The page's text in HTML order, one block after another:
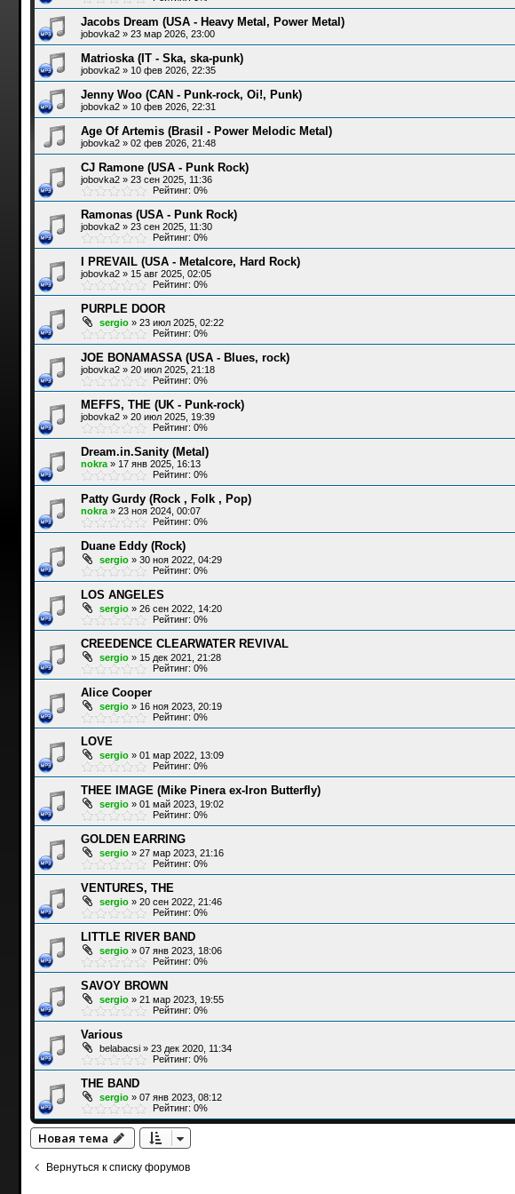
Jacobs Dream (USA - Heavy Metal, Power Metal)
jobovka2» 23 мар 2026, 23:00
Matrioska (IT - Ska, ska-punk)
jobovka2» 10 фев 2026, 22:35
Jenny Woo (CAN - Punk-rock, Oi!, Punk)
jobovka2» 10 фев 2026, 22:31
Age Of Artemis (Brasil - Power Melodic Metal)
jobovka2» 02 фев 2026, 21:48
CJ Ramone (USA - Punk Rock)
jobovka2» 23 сен 2025, 11:36
Рейтинг: 0%
Ramonas (USA - Punk Rock)
jobovka2» 23 сен 2025, 11:30
Рейтинг: 0%
I PREVAIL (USA - Metalcore, Hard Rock)
jobovka2» 15 авг 2025, 02:05
Рейтинг: 0%
PURPLE DOOR
sergio» 23 июл 2025, 02:22
Рейтинг: 0%
JOE BONAMASSA (USA - Blues, rock)
jobovka2» 20 июл 2025, 21:18
Рейтинг: 0%
MEFFS, THE (UK - Punk-rock)
jobovka2» 20 июл 2025, 19:39
Рейтинг: 0%
Dream.in.Sanity (Metal)
nokra» 17 янв 2025, 16:13
Рейтинг: 0%
Patty Gurdy (Rock , Folk , Pop)
nokra» 23 ноя 2024, 00:07
Рейтинг: 0%
Duane Eddy (Rock)
sergio» 30 ноя 2022, 04:29
Рейтинг: 0%
LOS ANGELES
sergio» 26 сен 2022, 14:20
Рейтинг: 0%
CREEDENCE CLEARWATER REVIVAL
sergio» 15 дек 2021, 21:28
Рейтинг: 0%
Alice Cooper
sergio» 16 ноя 2023, 20:19
Рейтинг: 0%
LOVE
sergio» 01 мар 2022, 13:09
Рейтинг: 0%
THEE IMAGE (Mike Pinera ex-Iron Butterfly)
sergio» 01 май 2023, 19:02
Рейтинг: 0%
GOLDEN EARRING
sergio» 27 мар 2023, 21:16
Рейтинг: 0%
VENTURES, THE
sergio» 20 сен 2022, 21:46
Рейтинг: 0%
LITTLE RIVER BAND
sergio» 07 янв 2023, 18:06
Рейтинг: 0%
SAVOY BROWN
sergio» 21 мар 2023, 19:55
Рейтинг: 0%
Various
belabacsi» 23 дек 2020, 11:34
Рейтинг: 0%
THE BAND
sergio» 07 янв 2023, 08:12
Рейтинг: 0%
Новая тема
Вернуться к списку форумов